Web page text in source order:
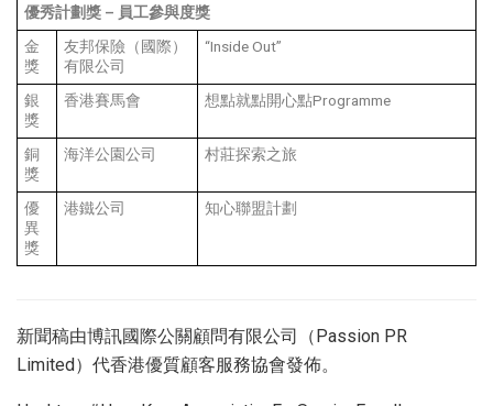
優秀計劃獎 – 員工參與度獎
金
獎
友邦保險（國際）
有限公司
“Inside Out”
銀
獎
香港賽馬會 想點就點開心點Programme
銅
獎
海洋公園公司 村莊探索之旅
優
異
獎
港鐵公司 知心聯盟計劃
新聞稿由博訊國際公關顧問有限公司（Passion PR
Limited）代香港優質顧客服務協會發佈。